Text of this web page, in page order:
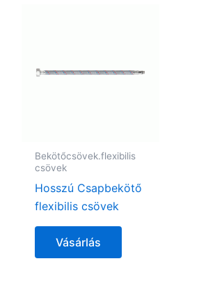
Bekötőcsövek.flexibilis
csövek
Hosszú Csapbekötő
flexibilis csövek
Vásárlás